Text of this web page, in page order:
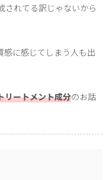
されてる訳じゃないから
感に感じてしまう人も出
リートメント成分のお話